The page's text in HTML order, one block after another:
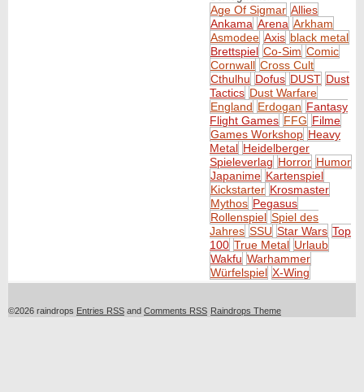
Age Of Sigmar Allies
Ankama Arena Arkham
Asmodee Axis black metal
Brettspiel Co-Sim Comic
Cornwall Cross Cult
Cthulhu Dofus DUST Dust
Tactics Dust Warfare
England Erdogan Fantasy
Flight Games FFG Filme
Games Workshop Heavy
Metal Heidelberger
Spieleverlag Horror Humor
Japanime Kartenspiel
Kickstarter Krosmaster
Mythos Pegasus
Rollenspiel Spiel des
Jahres SSU Star Wars Top
100 True Metal Urlaub
Wakfu Warhammer
Würfelspiel X-Wing
©2026 raindrops Entries RSS and Comments RSS Raindrops Theme